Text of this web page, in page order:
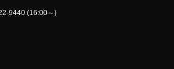
9440 (16:00～)